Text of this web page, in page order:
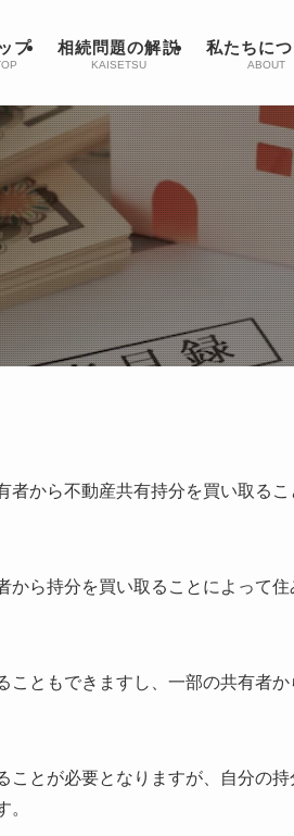
プ 相続問題の解説
KAISETSU
私たちに
ABOUT
から不動産共有持分を買い取るこ
ら持分を買い取ることによって住
ともできますし、一部の共有者
とが必要となりますが、自分の持
。